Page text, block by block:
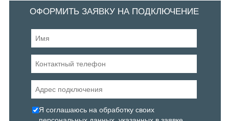
ОФОРМИТЬ ЗАЯВКУ НА ПОДКЛЮЧЕНИЕ
Я соглашаюсь на обработку своих